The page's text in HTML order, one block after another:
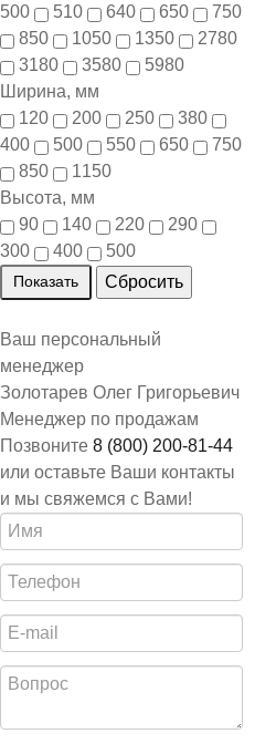
500
510 640 650
750
850
1050 1350
2780
3180
3580
5980
Ширина, мм
120
200 250
380
400
500 550 650
750
850
1150
Высота, мм
90
140 220
290
300
400 500
Ваш персональный
менеджер
Золотарев Олег Григорьевич
Менеджер по продажам
Позвоните 8 (800) 200-81-44
или оставьте Ваши контакты
и мы свяжемся с Вами!